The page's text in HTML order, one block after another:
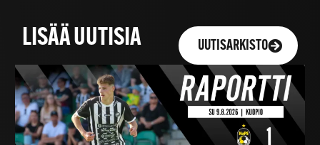
LISÄÄ UUTISIA UUTISARKISTO